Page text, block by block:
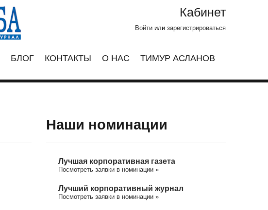
Кабинет
Войти или зарегистрироваться
БЛОГ КОНТАКТЫ О НАС ТИМУР АСЛАНОВ
Наши номинации
Лучшая корпоративная газета
Посмотреть заявки в номинации »
Лучший корпоративный журнал
Посмотреть заявки в номинации »